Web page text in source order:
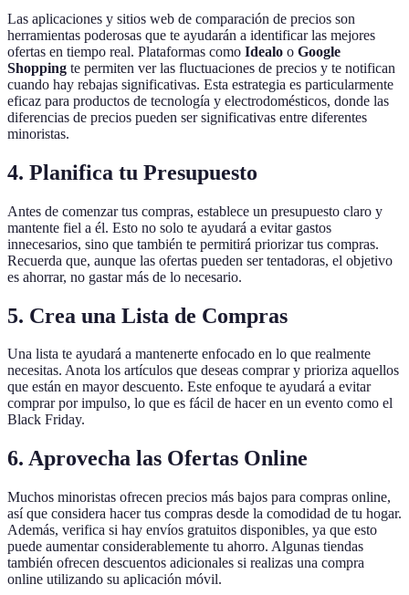
Las aplicaciones y sitios web de comparación de precios son
herramientas poderosas que te ayudarán a identificar las mejores
ofertas en tiempo real. Plataformas como Idealo o Google
Shopping te permiten ver las fluctuaciones de precios y te notifican
cuando hay rebajas significativas. Esta estrategia es particularmente
eficaz para productos de tecnología y electrodomésticos, donde las
diferencias de precios pueden ser significativas entre diferentes
minoristas.
4. Planifica tu Presupuesto
Antes de comenzar tus compras, establece un presupuesto claro y
mantente fiel a él. Esto no solo te ayudará a evitar gastos
innecesarios, sino que también te permitirá priorizar tus compras.
Recuerda que, aunque las ofertas pueden ser tentadoras, el objetivo
es ahorrar, no gastar más de lo necesario.
5. Crea una Lista de Compras
Una lista te ayudará a mantenerte enfocado en lo que realmente
necesitas. Anota los artículos que deseas comprar y prioriza aquellos
que están en mayor descuento. Este enfoque te ayudará a evitar
comprar por impulso, lo que es fácil de hacer en un evento como el
Black Friday.
6. Aprovecha las Ofertas Online
Muchos minoristas ofrecen precios más bajos para compras online,
así que considera hacer tus compras desde la comodidad de tu hogar.
Además, verifica si hay envíos gratuitos disponibles, ya que esto
puede aumentar considerablemente tu ahorro. Algunas tiendas
también ofrecen descuentos adicionales si realizas una compra
online utilizando su aplicación móvil.